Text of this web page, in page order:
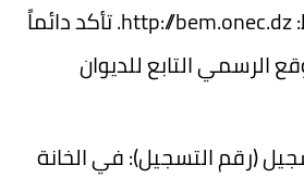
http://bem.onec.dz. تأكد دائماً
الرسمي التابع للديوان
(رقم التسجيل):في الخانة